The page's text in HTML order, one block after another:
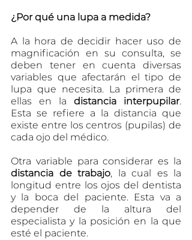
¿Por qué una lupa a medida?
A la hora de decidir hacer uso de
magnificación en su consulta, se
deben tener en cuenta diversas
variables que afectarán el tipo de
lupa que necesita. La primera de
ellas en la distancia interpupilar.
Esta se refiere a la distancia que
existe entre los centros (pupilas) de
cada ojo del médico.
distancia de trabajo, la cual es la
longitud entre los ojos del dentista
y la boca del paciente. Esta va a
depender de la altura del
especialista y la posición en la que
esté el paciente.